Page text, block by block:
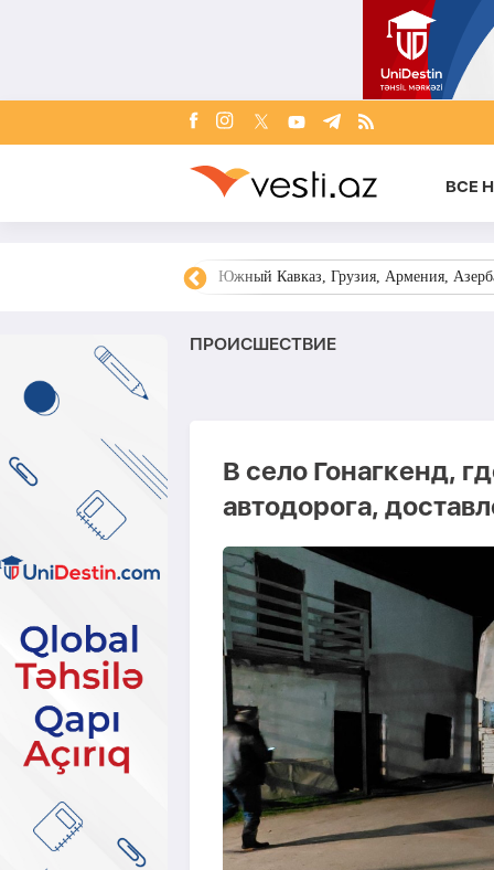
ВСЕ
Южный Кавказ, Грузия, Армения,
ПРОИСШЕСТВИЕ
В село Гонагкенд,
автодорога,